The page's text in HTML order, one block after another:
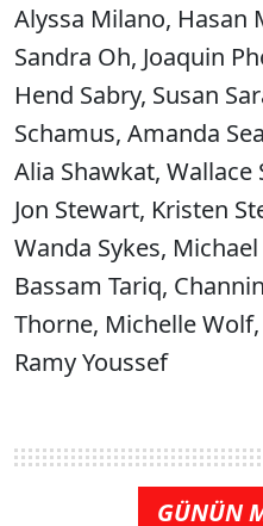
Alyssa Milano, Hasan
Sandra Oh, Joaquin
Hend Sabry, Susan
Schamus, Amanda
Alia Shawkat, Wallace
Jon Stewart, Kristen
Wanda Sykes,
Bassam Tariq,
Thorne, Michelle
Ramy Youssef
GÜNÜN